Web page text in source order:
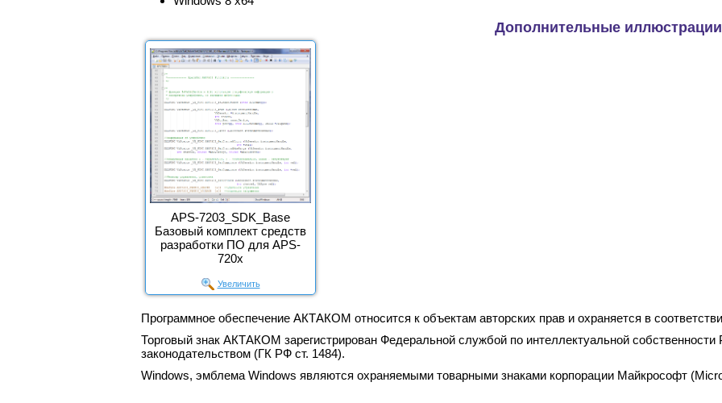
Дополнительные иллюстрации
APS-7203_SDK_Base
Базовый комплект средств
разработки ПО для APS-
720x
Увеличить
Программное обеспечение АКТАКОМ относится к объектам авторских прав и охраняется в
Торговый знак АКТАКОМ зарегистрирован Федеральной службой по интеллектуальной
законодательством (ГК РФ ст. 1484).
Windows, эмблема Windows являются охраняемыми товарными знаками корпорации Майкрософт